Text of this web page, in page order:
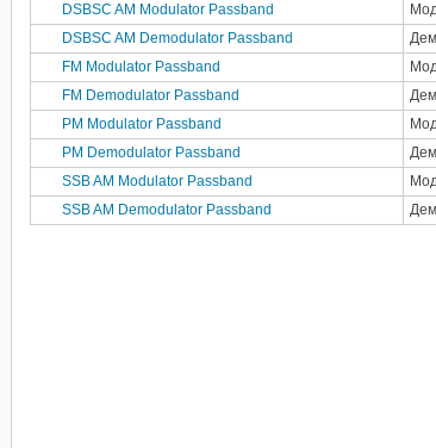
DSBSC AM Modulator Passband
DSBSC AM Demodulator Passband
FM Modulator Passband
FM Demodulator Passband
PM Modulator Passband
PM Demodulator Passband
SSB AM Modulator Passband
SSB AM Demodulator Passband